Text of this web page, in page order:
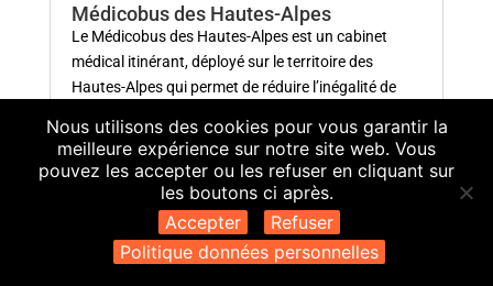
Médicobus des Hautes-Alpes
Le Médicobus des Hautes-Alpes est un cabinet
médical itinérant, déployé sur le territoire des
Hautes-Alpes qui permet de réduire l’inégalité de
l’identification d’un médecin traitant.
Nous utilisons des cookies pour vous garantir la
meilleure expérience sur notre site web. Vous
pouvez les accepter ou les refuser en cliquant sur
les boutons ci après.
Accepter
Refuser
Politique données personnelles